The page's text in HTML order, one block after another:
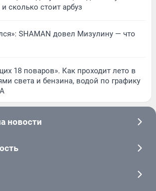
сколько стоит арбуз
SHAMAN довел Мизулину — что
18 поваров». Как проходит лето в
света и бензина, водой по графику
новости